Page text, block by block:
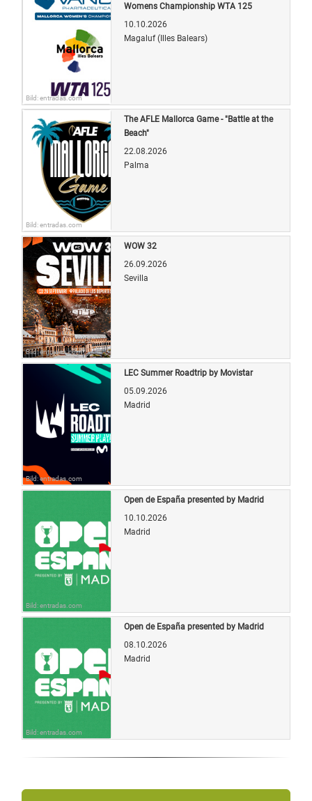
Bild: entradas.com
Womens Championship WTA 125
10.10.2026
Magaluf (Illes Balears)
Bild: entradas.com
The AFLE Mallorca Game - "Battle at the
Beach"
22.08.2026
Palma
Bild: entradas.com
WOW 32
26.09.2026
Sevilla
Bild: entradas.com
LEC Summer Roadtrip by Movistar
05.09.2026
Madrid
Bild: entradas.com
Open de España presented by Madrid
10.10.2026
Madrid
Bild: entradas.com
Open de España presented by Madrid
08.10.2026
Madrid